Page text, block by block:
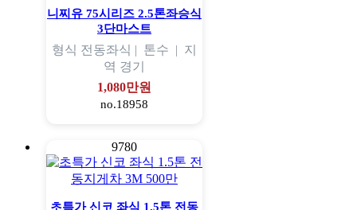
니찌유 75시리즈 2.5톤좌승식
3단마스트
형식 전동좌식 | 톤수 | 지
역 경기
1,080만원
no.18958
9780
초특가 신코 좌식 1.5톤 전동